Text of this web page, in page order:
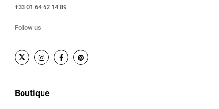
+33 01 64 62 14 89
Follow us
Boutique